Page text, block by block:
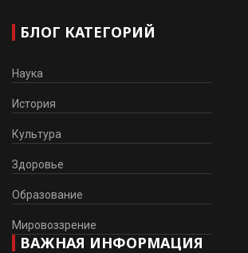
БЛОГ КАТЕГОРИЙ
Наука
История
Культура
Здоровье
Образование
Мировоззрение
ВАЖНАЯ ИНФОРМАЦИЯ